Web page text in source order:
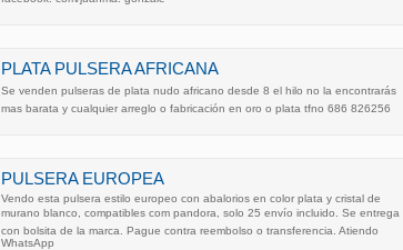
PLATA PULSERA AFRICANA
Se venden pulseras de plata nudo africano desde 8 el hilo no la encontrarás
mas barata y cualquier arreglo o fabricación en oro o plata tfno 686 826256
PULSERA EUROPEA
Vendo esta pulsera estilo europeo con abalorios en color plata y cristal de
murano blanco, compatibles com pandora, solo 25 envío incluido. Se entrega
con bolsita de la marca. Pague contra reembolso o transferencia. Atiendo
WhatsApp